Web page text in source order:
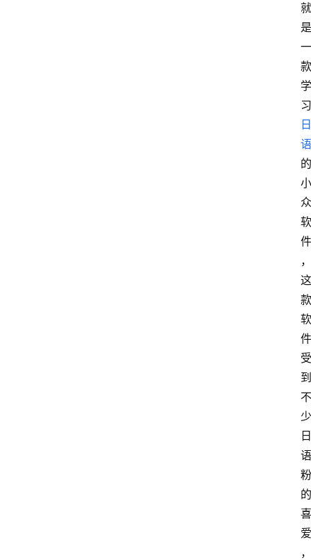
就
是
一
款
学
习
日
语
的
小
众
软
件
，
这
款
软
件
受
到
不
少
日
语
粉
的
喜
爱
，